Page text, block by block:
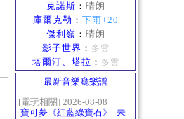
克諾斯 ： 晴朗
庫爾克勒 ： 下雨+20
傑利嶺 ： 晴朗
影子世界 ： 多雲
塔爾汀、塔拉 ： 多雲
最新音樂廳樂譜
[電玩相關] 2026-08-08
寶可夢《紅藍綠寶石》- 未